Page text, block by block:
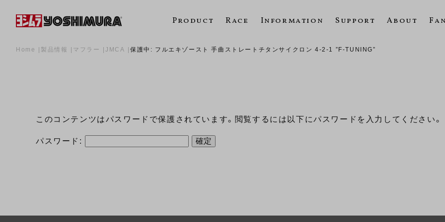
Product Race Information Support About
Home 製品情報 マフラー JMCA 保護中: フルエキゾースト 手曲ストレートチタンサイクロン 4-2-1 ”F-TUNING”
このコンテンツはパスワードで保護されています。閲覧するには以下にパスワードを入力してください。
パスワード: